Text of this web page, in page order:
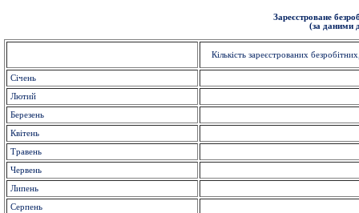
Зареєстроване
(за даними
Кількість зареєстрованих
Січень
Лютий
Березень
Квітень
Травень
Червень
Липень
Серпень